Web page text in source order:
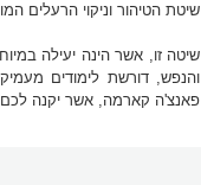
שיטת הטיהור וניקוי הרעלים
שיטה זו, אשר הינה יעילה
והנפש, דורשת לימודים
פאנצ'ה קארמה, אשר יקנה לכם